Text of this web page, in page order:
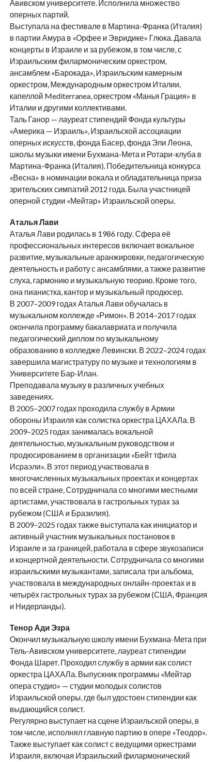
Авивском университете. Исполнила множество
оперных партий.
Выступала на фестивале в Мартина-Франка (Италия)
в партии Амура в «Орфее и Эвридике» Глюка. Давала
концерты в Израиле и за рубежом, в том числе, с
Израильским филармоническим оркестром,
ансамблем «Барокада», Израильским камерным
оркестром, Международным оркестром Италии,
капеллой Mediterranea, оркестром «Манья Грация» в
Италии и другими коллективами.
Таль Ганор — лауреат стипендий Фонда культуры
«Америка — Израиль», Израильской ассоциации
оперных искусств, фонда Басер, фонда Эли Леона,
школы музыки имени Бухмана-Мета и Ротари-клуба в
Мартина-Франка (Италия). Победительница конкурса
«Весна» в номинации вокала и обладательница приза
зрительских симпатий 2012 года. Была участницей
оперной студии «Мейтар» Израильской оперы.
Аталья Лави
Аталья Лави родилась в 1986 году. Сфера её
профессиональных интересов включает вокальное
развитие, музыкальные аранжировки, педагогическую
деятельность и работу с ансамблями, а также развитие
слуха, гармонию и музыкальную теорию. Кроме того,
она пианистка, кантор и музыкальный продюсер.
В 2007–2009 годах Аталья Лави обучалась в
музыкальном коллежде «Римон». В 2014–2017 годах
окончила программу бакалавриата и получила
педагогический диплом по музыкальному
образованию в колледже Левински. В 2022–2024 годах
завершила магистратуру по музыке и технологиям в
Университете Бар-Илан.
Преподавала музыку в различных учебных
заведениях.
В 2005–2007 годах проходила службу в Армии
обороны Израиля как солистка оркестра ЦАХАЛа. В
2009–2025 годах занималась вокальной
деятельностью, музыкальным руководством и
продюсированием в организации «Бейт тфила
Исраэли». В этот период участвовала в
многочисленных музыкальных проектах и концертах
по всей стране, Сотрудничала со многими местными
артистами, участвовала в гастрольных турах за
рубежом (США и Бразилия).
В 2009–2025 годах также выступала как инициатор и
активный участник музыкальных постановок в
Израиле и за границей, работала в сфере звукозаписи
и концертной деятельности. Сотрудничала со многими
израильскими музыкантами, записала три альбома,
участвовала в международных онлайн-проектах и в
четырёх гастрольных турах за рубежом (США, Франция
и Нидерланды).
Тенор Ади Эзра
Окончил музыкальную школу имени Бухмана-Мета при
Тель-Авивском университете, лауреат стипендии
Фонда Шарет. Проходил службу в армии как солист
оркестра ЦАХАЛа. Выпускник программы «Мейтар
опера студио» — студии молодых солистов
Израильской оперы, где был удостоен стипендии как
выдающийся солист.
Регулярно выступает на сцене Израильской оперы, в
том числе, исполнял главную партию в опере «Теодор».
Также выступает как солист с ведущими оркестрами
Израиля, включая Израильский филармонический